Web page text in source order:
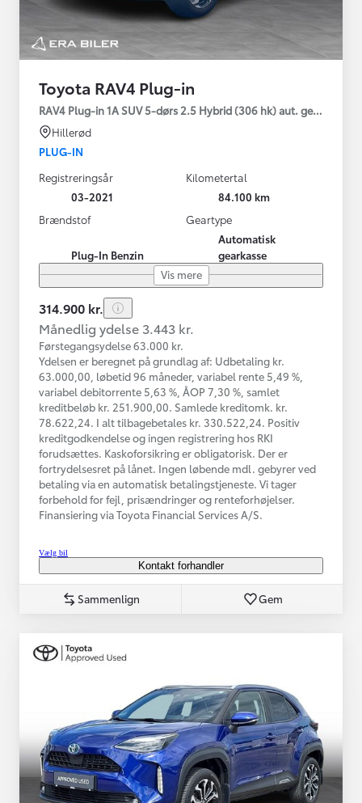
Toyota RAV4 Plug-in
RAV4 Plug-in 1A SUV 5-dørs 2.5 Hybrid (306 hk) aut. gear
Hillerød
PLUG-IN
Registreringsår
03-2021
Kilometertal
84.100 km
Brændstof
Plug-In Benzin
Geartype
Automatisk
gearkasse
Vis mere
314.900 kr.
Månedlig ydelse 3.443 kr.
Førstegangsydelse 63.000 kr.
Ydelsen er beregnet på grundlag af: Udbetaling kr.
63.000,00, løbetid 96 måneder, variabel rente 5,49 %,
variabel debitorrente 5,63 %, ÅOP 7,30 %, samlet
kreditbeløb kr. 251.900,00. Samlede kreditomk. kr.
78.622,24. I alt tilbagebetales kr. 330.522,24. Positiv
kreditgodkendelse og ingen registrering hos RKI
forudsættes. Kaskoforsikring er obligatorisk. Der er
fortrydelsesret på lånet. Ingen løbende mdl. gebyrer ved
betaling via en automatisk betalingstjeneste. Vi tager
forbehold for fejl, prisændringer og renteforhøjelser.
Finansiering via Toyota Financial Services A/S.
Vælg bil
Kontakt forhandler
Sammenlign Gem